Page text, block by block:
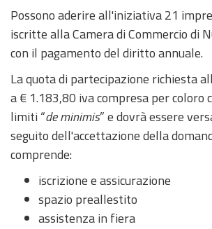
Possono aderire all'iniziativa 21
iscritte alla Camera di Commercio di
con il pagamento del diritto annuale.
La quota di partecipazione richiesta
a € 1.183,80 iva compresa per coloro
limiti “de minimis” e dovrà essere
seguito dell'accettazione della
comprende:
iscrizione e assicurazione
spazio preallestito
assistenza in fiera